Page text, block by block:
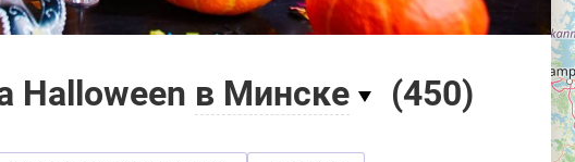
Halloween в Минске (450)